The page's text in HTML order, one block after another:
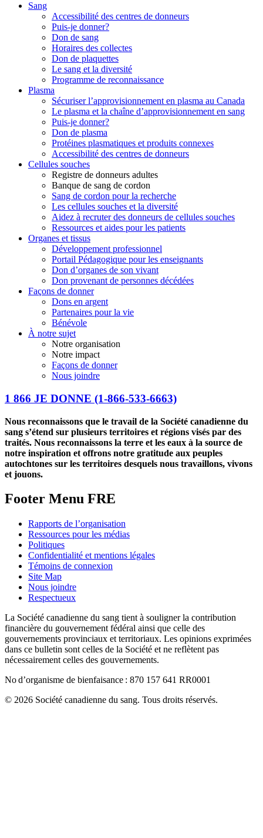
Sang
Accessibilité des centres de donneurs
Puis-je donner?
Don de sang
Horaires des collectes
Don de plaquettes
Le sang et la diversité
Programme de reconnaissance
Plasma
Sécuriser l’approvisionnement en plasma au Canada
Le plasma et la chaîne d’approvisionnement en sang
Puis-je donner?
Don de plasma
Protéines plasmatiques et produits connexes
Accessibilité des centres de donneurs
Cellules souches
Registre de donneurs adultes
Banque de sang de cordon
Sang de cordon pour la recherche
Les cellules souches et la diversité
Aidez à recruter des donneurs de cellules souches
Ressources et aides pour les patients
Organes et tissus
Développement professionnel
Portail Pédagogique pour les enseignants
Don d’organes de son vivant
Don provenant de personnes décédées
Façons de donner
Dons en argent
Partenaires pour la vie
Bénévole
À notre sujet
Notre organisation
Notre impact
Façons de donner
Nous joindre
1 866 JE DONNE (1-866-533-6663)
Nous reconnaissons que le travail de la Société canadienne du
sang s’étend sur plusieurs territoires et régions visés par des
traités. Nous reconnaissons la terre et les eaux à la source de
notre inspiration et offrons notre gratitude aux peuples
autochtones sur les territoires desquels nous travaillons, vivons
et jouons.
Footer Menu FRE
Rapports de l’organisation
Ressources pour les médias
Politiques
Confidentialité et mentions légales
Témoins de connexion
Site Map
Nous joindre
Respectueux
La Société canadienne du sang tient à souligner la contribution
financière du gouvernement fédéral ainsi que celle des
gouvernements provinciaux et territoriaux. Les opinions exprimées
dans ce bulletin sont celles de la Société et ne reflètent pas
nécessairement celles des gouvernements.
No d’organisme de bienfaisance : 870 157 641 RR0001
© 2026 Société canadienne du sang. Tous droits réservés.